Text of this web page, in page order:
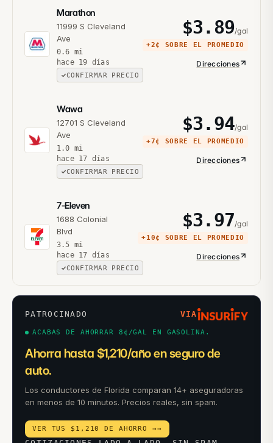
Marathon
11999 S Cleveland
Ave
0.6 mi
hace 19 días
CONFIRMAR PRECIO
$3.89/gal
+2¢ SOBRE EL PROMEDIO
Direcciones
Wawa
12701 S Cleveland
Ave
1.0 mi
hace 17 días
CONFIRMAR PRECIO
$3.94/gal
+7¢ SOBRE EL PROMEDIO
Direcciones
7-Eleven
1688 Colonial
Blvd
3.5 mi
hace 17 días
CONFIRMAR PRECIO
$3.97/gal
+10¢ SOBRE EL PROMEDIO
Direcciones
PATROCINADO VIA
ACABAS DE AHORRAR 8¢/GAL EN GASOLINA.
Ahorra hasta $1,210/año en seguro de
auto.
Los conductores de Florida comparan 14+ aseguradoras
en menos de 10 minutos. Precios reales, sin spam.
VER TUS $1,210 DE AHORRO →→